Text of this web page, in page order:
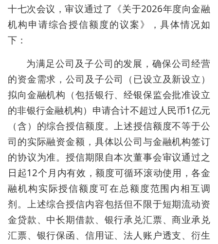
十七次会议，审议通过了《关于2026年度向金融
机构申请综合授信额度的议案》，具体情况如
下：
为满足公司及子公司的发展，确保公司经营
的资金需求，公司及子公司（已设立及新设立）
拟向金融机构（包括银行、经银保监会批准设立
的非银行金融机构）申请合计不超过人民币1亿元
（含）的综合授信额度。上述授信额度不等于公
司的实际融资金额，具体以公司与金融机构签订
的协议为准。授信期限自本次董事会审议通过之
日起12个月内有效，额度可循环滚动使用，各金
融机构实际授信额度可在总额度范围内相互调
剂。上述综合授信内容包括但不限于短期流动资
金贷款、中长期借款、银行承兑汇票、商业承兑
汇票、银行保函、信用证、法人账户透支、衍生